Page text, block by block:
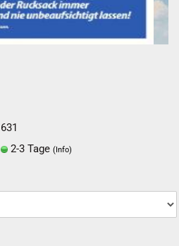
631
2-3 Tage (Info)